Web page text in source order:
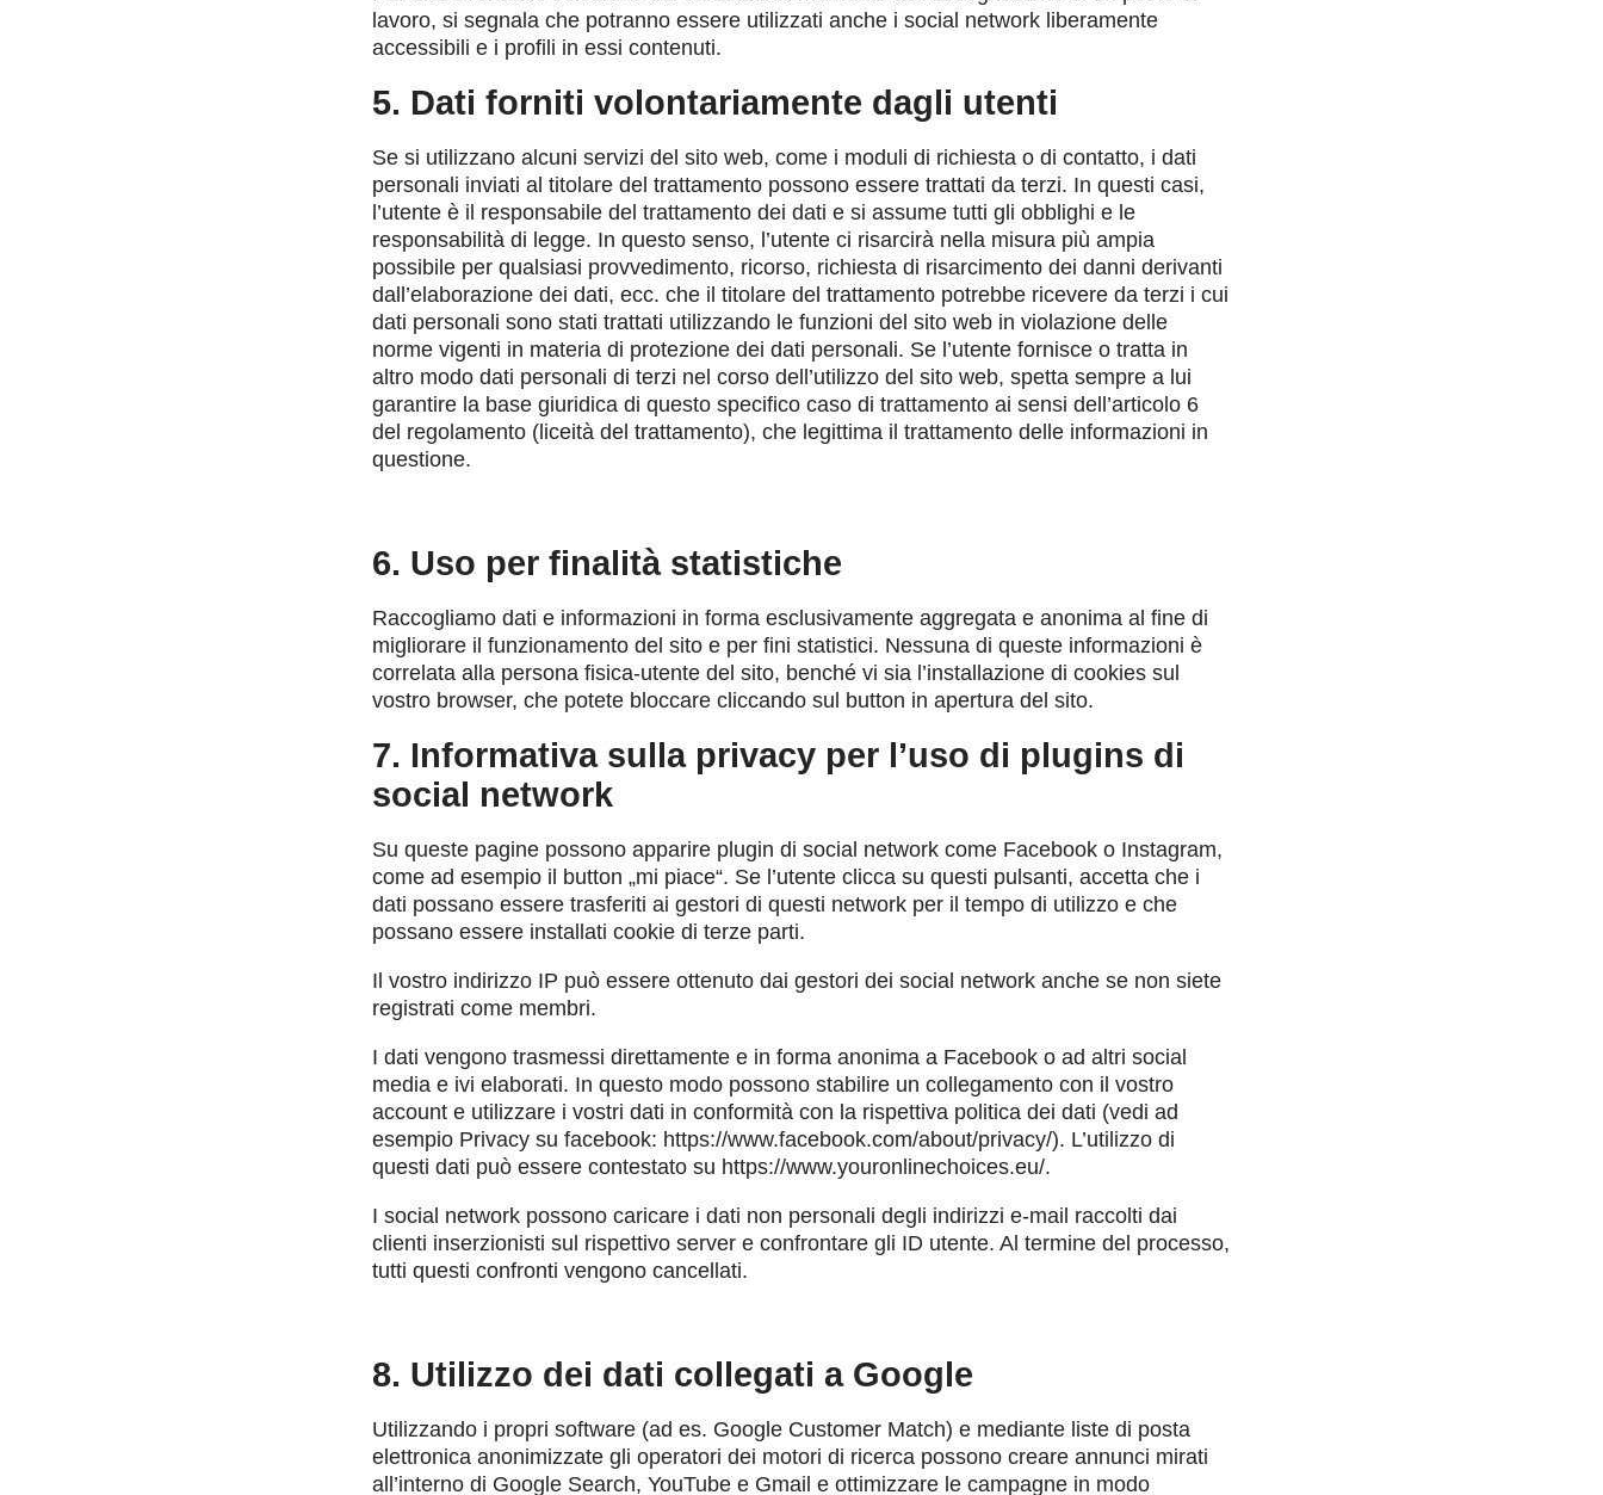
lavoro, si segnala che potranno essere utilizzati anche i social network liberamente
accessibili e i profili in essi contenuti.
5. Dati forniti volontariamente dagli utenti
Se si utilizzano alcuni servizi del sito web, come i moduli di richiesta o di contatto, i dati
personali inviati al titolare del trattamento possono essere trattati da terzi. In questi casi,
l’utente è il responsabile del trattamento dei dati e si assume tutti gli obblighi e le
responsabilità di legge. In questo senso, l’utente ci risarcirà nella misura più ampia
possibile per qualsiasi provvedimento, ricorso, richiesta di risarcimento dei danni derivanti
dall’elaborazione dei dati, ecc. che il titolare del trattamento potrebbe ricevere da terzi i cui
dati personali sono stati trattati utilizzando le funzioni del sito web in violazione delle
norme vigenti in materia di protezione dei dati personali. Se l’utente fornisce o tratta in
altro modo dati personali di terzi nel corso dell’utilizzo del sito web, spetta sempre a lui
garantire la base giuridica di questo specifico caso di trattamento ai sensi dell’articolo 6
del regolamento (liceità del trattamento), che legittima il trattamento delle informazioni in
questione.
6. Uso per finalità statistiche
Raccogliamo dati e informazioni in forma esclusivamente aggregata e anonima al fine di
migliorare il funzionamento del sito e per fini statistici. Nessuna di queste informazioni è
correlata alla persona fisica-utente del sito, benché vi sia l’installazione di cookies sul
vostro browser, che potete bloccare cliccando sul button in apertura del sito.
7. Informativa sulla privacy per l’uso di plugins di
social network
Su queste pagine possono apparire plugin di social network come Facebook o Instagram,
come ad esempio il button „mi piace“. Se l’utente clicca su questi pulsanti, accetta che i
dati possano essere trasferiti ai gestori di questi network per il tempo di utilizzo e che
possano essere installati cookie di terze parti.
Il vostro indirizzo IP può essere ottenuto dai gestori dei social network anche se non siete
registrati come membri.
I dati vengono trasmessi direttamente e in forma anonima a Facebook o ad altri social
media e ivi elaborati. In questo modo possono stabilire un collegamento con il vostro
account e utilizzare i vostri dati in conformità con la rispettiva politica dei dati (vedi ad
esempio Privacy su facebook: https://www.facebook.com/about/privacy/). L’utilizzo di
questi dati può essere contestato su https://www.youronlinechoices.eu/.
I social network possono caricare i dati non personali degli indirizzi e-mail raccolti dai
clienti inserzionisti sul rispettivo server e confrontare gli ID utente. Al termine del processo,
tutti questi confronti vengono cancellati.
8. Utilizzo dei dati collegati a Google
Utilizzando i propri software (ad es. Google Customer Match) e mediante liste di posta
elettronica anonimizzate gli operatori dei motori di ricerca possono creare annunci mirati
all’interno di Google Search, YouTube e Gmail e ottimizzare le campagne in modo